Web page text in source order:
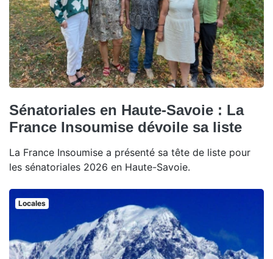
Sénatoriales en Haute-Savoie : La
France Insoumise dévoile sa liste
La France Insoumise a présenté sa tête de liste pour
les sénatoriales 2026 en Haute-Savoie.
Locales